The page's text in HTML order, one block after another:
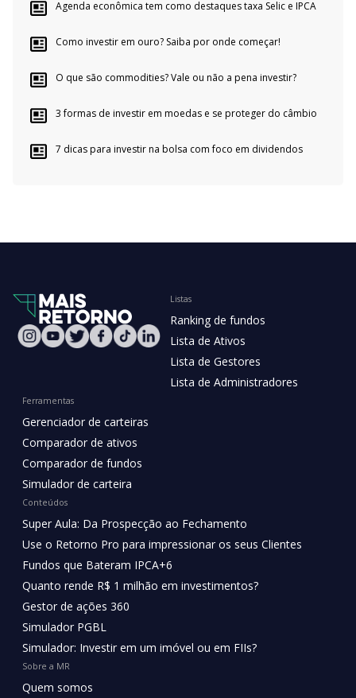
Agenda econômica tem como destaques taxa Selic e IPCA
Como investir em ouro? Saiba por onde começar!
O que são commodities? Vale ou não a pena investir?
3 formas de investir em moedas e se proteger do câmbio
7 dicas para investir na bolsa com foco em dividendos
Listas
Ranking de fundos
Lista de Ativos
Lista de Gestores
Lista de Administradores
Ferramentas
Gerenciador de carteiras
Comparador de ativos
Comparador de fundos
Simulador de carteira
Conteúdos
Super Aula: Da Prospecção ao Fechamento
Use o Retorno Pro para impressionar os seus Clientes
Fundos que Bateram IPCA+6
Quanto rende R$ 1 milhão em investimentos?
Gestor de ações 360
Simulador PGBL
Simulador: Investir em um imóvel ou em FIIs?
Sobre a MR
Quem somos